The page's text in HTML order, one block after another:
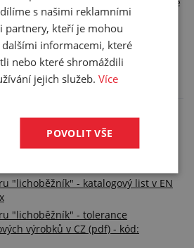
požadovaný profil nebo tvar, můžete
v metráži na míru
"lichoběžník" - typy silikonových
"lichoběžník" - katalogový list v EN
"lichoběžník" - tolerance
výrobků v CZ (pdf) - kód:
s našimi reklamními
partnery, kteří je mohou
informacemi, které
nebo které shromáždili
jejich služeb.Více
POVOLIT VŠE